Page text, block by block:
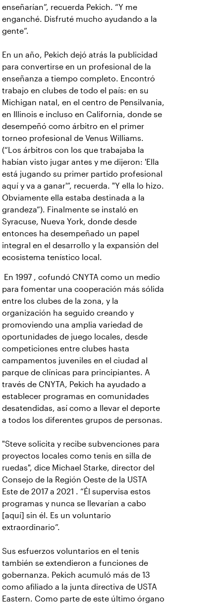
enseñarían”, recuerda Pekich. “Y me
enganché. Disfruté mucho ayudando a la
gente”.
En un año, Pekich dejó atrás la publicidad
para convertirse en un profesional de la
enseñanza a tiempo completo. Encontró
trabajo en clubes de todo el país: en su
Michigan natal, en el centro de Pensilvania,
en Illinois e incluso en California, donde se
desempeñó como árbitro en el primer
torneo profesional de Venus Williams.
(“Los árbitros con los que trabajaba la
habían visto jugar antes y me dijeron: 'Ella
está jugando su primer partido profesional
aquí y va a ganar'”, recuerda. "Y ella lo hizo.
Obviamente ella estaba destinada a la
grandeza”). Finalmente se instaló en
Syracuse, Nueva York, donde desde
entonces ha desempeñado un papel
integral en el desarrollo y la expansión del
ecosistema tenístico local.
En 1997 , cofundó CNYTA como un medio
para fomentar una cooperación más sólida
entre los clubes de la zona, y la
organización ha seguido creando y
promoviendo una amplia variedad de
oportunidades de juego locales, desde
competiciones entre clubes hasta
campamentos juveniles en el ciudad al
parque de clínicas para principiantes. A
través de CNYTA, Pekich ha ayudado a
establecer programas en comunidades
desatendidas, así como a llevar el deporte
a todos los diferentes grupos de personas.
"Steve solicita y recibe subvenciones para
proyectos locales como tenis en silla de
ruedas", dice Michael Starke, director del
Consejo de la Región Oeste de la USTA
Este de 2017 a 2021 . “Él supervisa estos
programas y nunca se llevarían a cabo
[aquí] sin él. Es un voluntario
extraordinario”.
Sus esfuerzos voluntarios en el tenis
también se extendieron a funciones de
gobernanza. Pekich acumuló más de 13
como afiliado a la junta directiva de USTA
Eastern. Como parte de este último órgano